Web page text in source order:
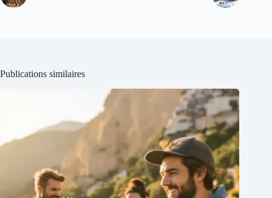
Publications similaires